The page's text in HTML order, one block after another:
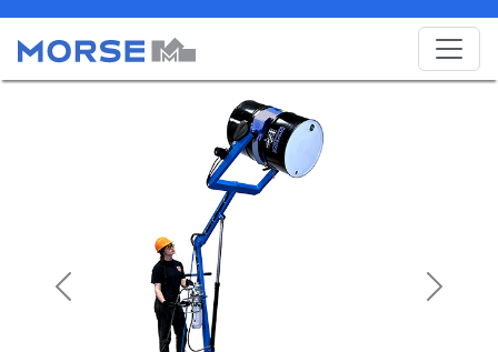
Previous Next